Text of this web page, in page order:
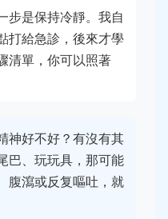
步是保持冷靜。我自
打給急診，後來才學
清單，你可以照著
神好不好？有沒有其
巴、玩玩具，那可能
腹瀉或反复嘔吐，就